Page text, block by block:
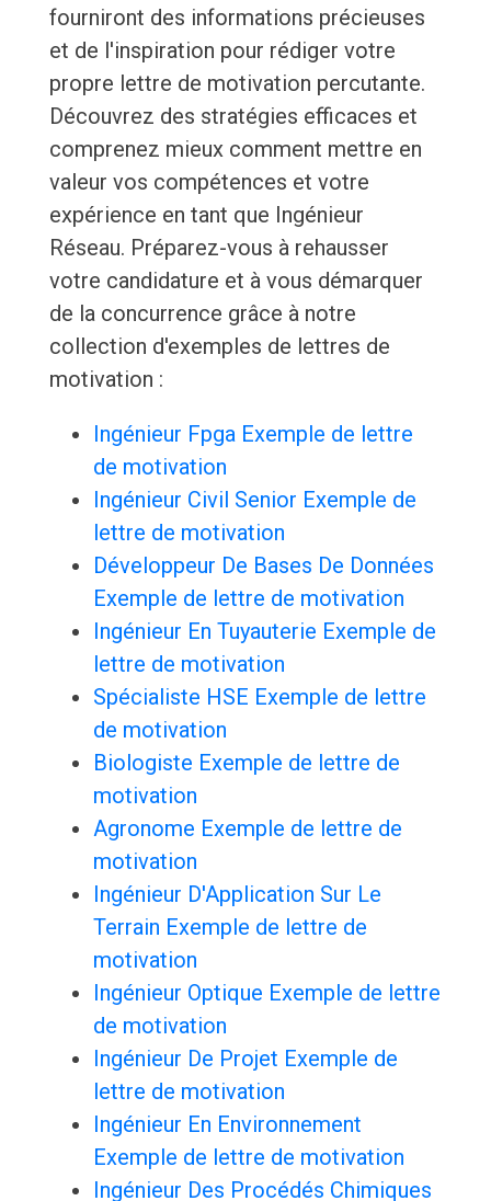
fourniront des informations précieuses
et de l'inspiration pour rédiger votre
propre lettre de motivation percutante.
Découvrez des stratégies efficaces et
comprenez mieux comment mettre en
valeur vos compétences et votre
expérience en tant que Ingénieur
Réseau. Préparez-vous à rehausser
votre candidature et à vous démarquer
de la concurrence grâce à notre
collection d'exemples de lettres de
motivation :
Ingénieur Fpga Exemple de lettre
de motivation
Ingénieur Civil Senior Exemple de
lettre de motivation
Développeur De Bases De Données
Exemple de lettre de motivation
Ingénieur En Tuyauterie Exemple de
lettre de motivation
Spécialiste HSE Exemple de lettre
de motivation
Biologiste Exemple de lettre de
motivation
Agronome Exemple de lettre de
motivation
Ingénieur D'Application Sur Le
Terrain Exemple de lettre de
motivation
Ingénieur Optique Exemple de lettre
de motivation
Ingénieur De Projet Exemple de
lettre de motivation
Ingénieur En Environnement
Exemple de lettre de motivation
Ingénieur Des Procédés Chimiques